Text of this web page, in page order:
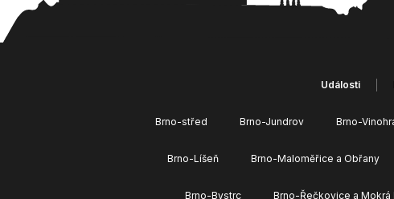
Události
Brno-střed Brno-Jundrov Brno-
Brno-Líšeň Brno-Maloměřice a Obřany
Brno-Bystrc Brno-Řečkovice a Mokrá